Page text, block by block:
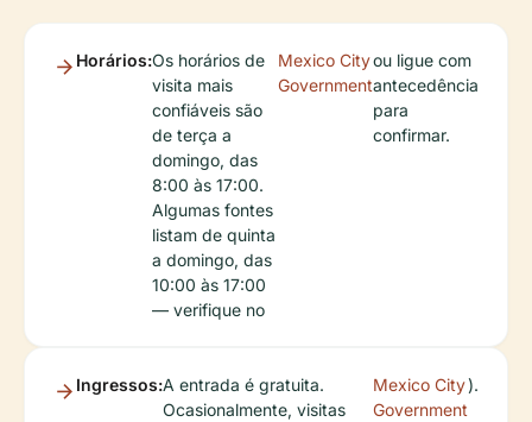
Horários:Os horários de
visita mais
confiáveis são
de terça a
domingo, das
8:00 às 17:00.
Algumas fontes
listam de quinta
a domingo, das
10:00 às 17:00
— verifique no
Mexico City
Government
ou ligue com
antecedência
para
confirmar.
Ingressos:A entrada é gratuita.
Ocasionalmente, visitas
Mexico City
Government
).